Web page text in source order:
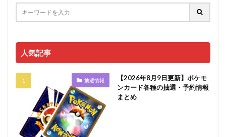
人気記事
抽選情報
【2026年8月9日更新】ポケモ
ンカード各種の抽選・予約情報
まとめ